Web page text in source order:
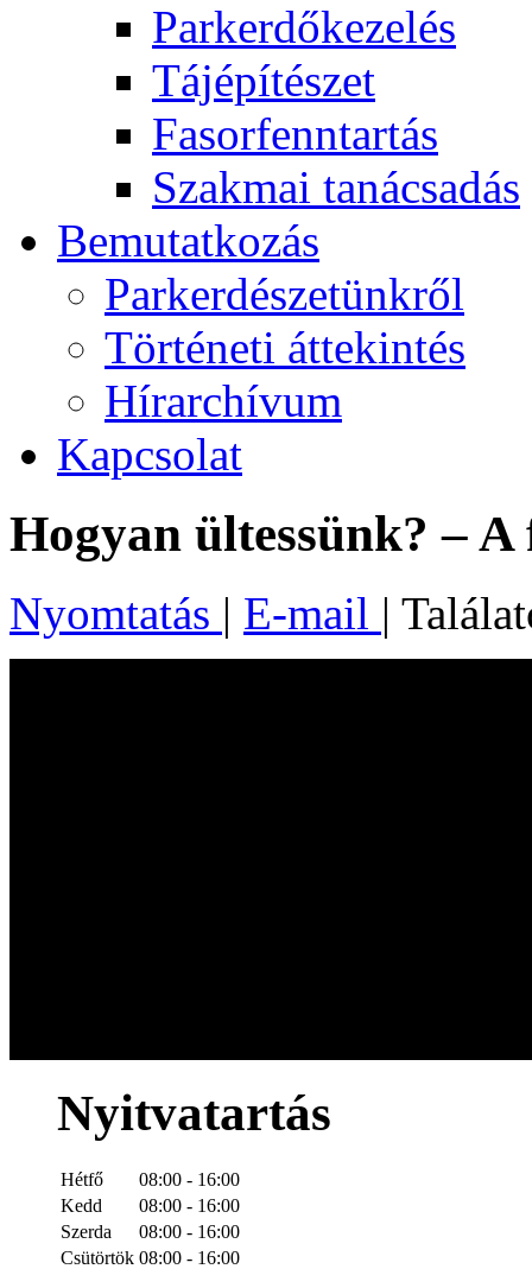
Parkerdőkezelés
Tájépítészet
Fasorfenntartás
Szakmai tanácsadás
Bemutatkozás
Parkerdészetünkről
Történeti áttekintés
Hírarchívum
Kapcsolat
Hogyan ültessünk? – A
Nyomtatás | E-mail |
Nyitvatartás
Hétfő
08:00 - 16:00
Kedd
08:00 - 16:00
Szerda
08:00 - 16:00
Csütörtök 08:00 - 16:00